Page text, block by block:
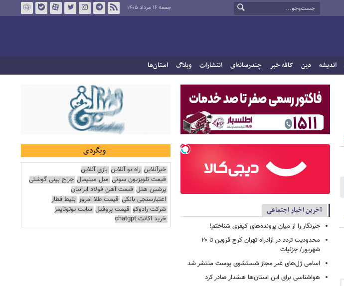
جمعه ۱۶ مرداد ۱۴۰۵
اندیشه دین کافه خبر چندرسانه‌ای انتشارات وبلاگ استان‌ها
آخرین اخبار اجتماعی
خبرنگار را از میان پرونده‌های کیفری شناختم!
محدودیت تردد در آزادراه تهران کرج قزوین تا ۲۰
شهریور/ جزئیات
اسامی ژل‌های غیر مجاز شستشوی پوست منتشر شد
هواشناسی برای این استان‌ها هشدار صادر کرد
وبگردی
خبرآنلاین راه نو آنلاین بازی آنلاین
قیمت تلویزیون سونی مبل مینیمال جراح بینی گوشتی
پرشین هتل قیمت آهن فولاد ایرانیان
اعتبارسنجی بانکی قیمت طلا امروز بلیط قطار
شرکت رادوکو قیمت پروفیل سایت یوتوتایمز
خرید اکانت chatgpt